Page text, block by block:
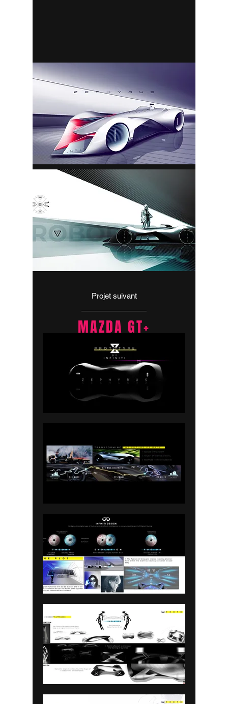
Projet suivant
MAZDA GT+